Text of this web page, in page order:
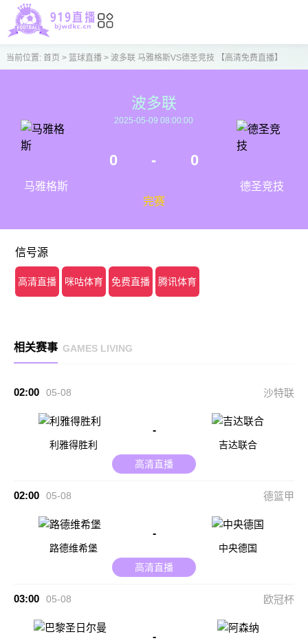
当前位置: 首页 > 篮球直播> 波多联 马雅格斯VS德圣竞技 【高清免费直播】
马雅格斯
波多联
2025-05-09 08:00:00
0 - 0
完赛
德圣竞技
信号源
高清直播 咪咕体育 免费直播 腾讯体育
相关赛事 GAMES LIVING
02:00 05-08 沙特联
利雅得胜利
-
吉达联合
高清直播
02:00 05-08 德篮甲
路德维希堡
-
中央德国
高清直播
03:00 05-08 欧冠杯
-